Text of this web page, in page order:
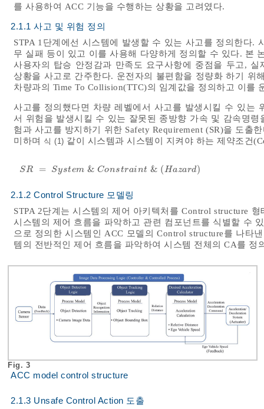
를 사용하여 ACC 기능을 수행하는 상황을 고려였다.
2.1.1 사고 및 위험 정의
STPA 1단계에선 시스템에 발생할 수 있는 사고를 정의한다
무 실패 등이 있고 이를 사용해 다양하게 정의할 수 있다. 본
사용자의 탑승 안정감과 만족도 요구사항에 중점을 두고,
상황을 사고로 간주한다. 운전자의 불편함을 정량화 하기 위
차량과의 Time To Collision(TTC)의 임계값을 정의하고 이를
사고를 정의했다면 차량 레벨에서 사고를 발생시킬 수 있는
서 위험을 발생시킬 수 있는 잘못된 종방향 가속 및 감속명
험과 사고를 방지하기 위한 Safety Requirement (SR)을 도출
미하며 식 (1) 같이 시스템과 시스템이 지켜야 하는 제약조건
SR = System & Constraint & (Hazard)
SR = System & Constrain t & (Haza
2.1.2 Control Structure 모델링
STPA 2단계는 시스템의 제어 아키텍처를 Control structure
시스템의 제어 흐름을 파악하고 관련 컴포넌트를 식별할 수
으로 정의한 시스템인 ACC 모델의 Control structure를 나타
템의 전반적인 제어 흐름을 파악하여 시스템 전체의 CA를 정
Fig. 3
ACC model control structure
2.1.3 Unsafe Control Action 도출